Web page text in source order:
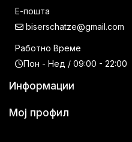
Е-пошта
biserschatze@gmail.com
Работно Време
Пон - Нед / 09:00 - 22:00
Информации
Мој профил